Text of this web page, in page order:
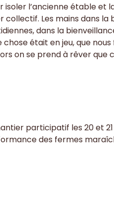
l’ancienne étable et
Les mains dans
dans la
était en jeu, que
on se prend à rêver que
participatif les 20 et
des fermes